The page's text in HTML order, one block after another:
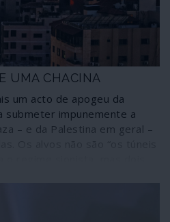
UMA CHACINA
um acto de apogeu da
submeter impunemente a
– e da Palestina em geral –
do qual não podem
“confronto”: é uma
o que está a passar-se.